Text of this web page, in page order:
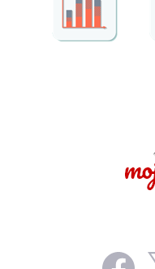
Facebook
X